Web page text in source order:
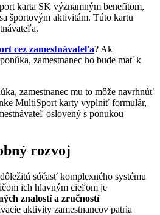
karta SK významným benefitom,
športovým aktivitám. Túto kartu
cez zamestnávateľa? Ak
zamestnanec ho bude mať k
zamestnanec mu to môže navrhnúť
MultiSport karty vyplniť formulár,
oslovený s ponukou
rozvoj
súčasť komplexného systému
ich hlavným cieľom je
znalostí a zručností
aktivity zamestnancov patria